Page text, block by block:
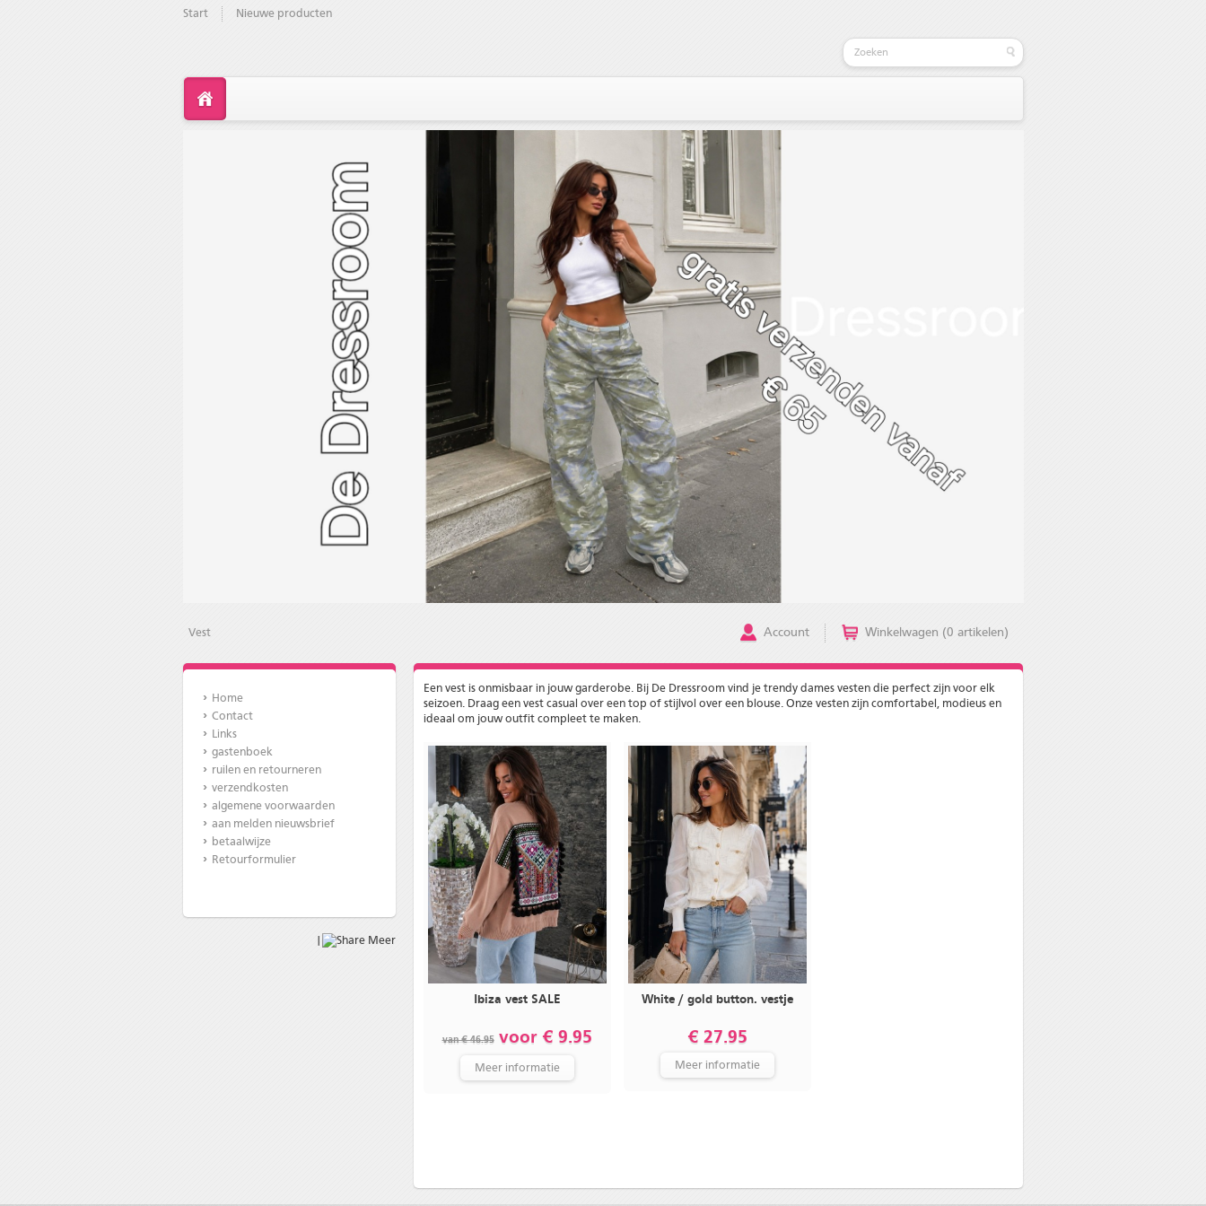
Start Nieuwe producten
Vest Account Winkelwagen (0 artikelen)
Home
Contact
Links
gastenboek
ruilen en retourneren
verzendkosten
algemene voorwaarden
aan melden nieuwsbrief
betaalwijze
Retourformulier
Meer
Een vest is onmisbaar in jouw garderobe. Bij De Dressroom vind je trendy dames vesten die perfect zijn voor elk
seizoen. Draag een vest casual over een top of stijlvol over een blouse. Onze vesten zijn comfortabel, modieus en
ideaal om jouw outfit compleet te maken.
Ibiza vest SALE
van € 46.95voor € 9.95
Meer informatie
White / gold button. vestje
€ 27.95
Meer informatie